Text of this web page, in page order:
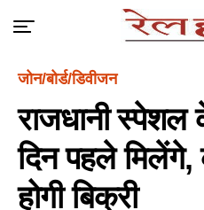
जोन/बोर्ड/डिवीजन
राजधानी
दिन पहले
होगी बिक्री